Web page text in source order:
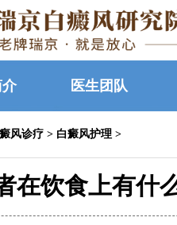
介 医生团队
风诊疗 > 白癜风护理 >
在饮食上有什